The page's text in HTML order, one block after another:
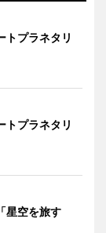
トプラネタリ
トプラネタリ
星空を旅す